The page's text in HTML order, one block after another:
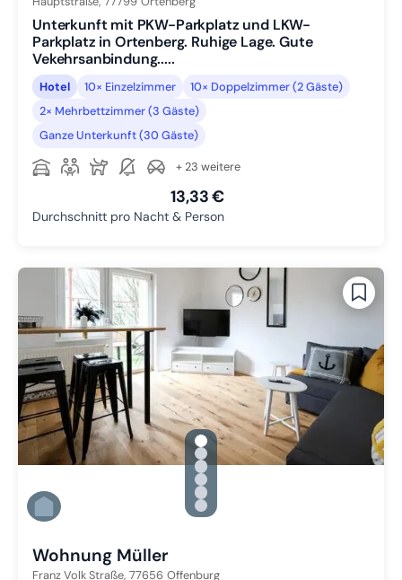
Unterkunft mit PKW-Parkplatz und LKW-
Parkplatz in Ortenberg. Ruhige Lage. Gute
Vekehrsanbindung.....
Hotel 10× Einzelzimmer
10× Doppelzimmer (2 Gäste)
2× Mehrbettzimmer (3 Gäste)
Ganze Unterkunft (30 Gäste)
+ 23 weitere
13,33 €
Durchschnitt pro Nacht & Person
gallery.slide_selector
Zu Slide 1 wechseln
Zu Slide 2 wechseln
Zu Slide 3 wechseln
Zu Slide 4 wechseln
Zu Slide 5 wechseln
Zu Slide 6 wechseln
Wohnung Müller
Franz Volk Straße, 77656 Offenburg